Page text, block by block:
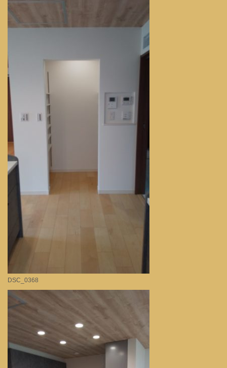
DSC_0368